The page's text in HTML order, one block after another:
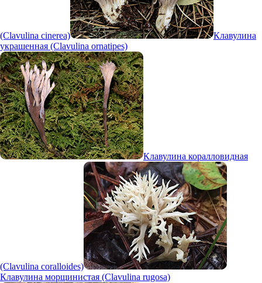
(Clavulina cinerea)
Клавулина
украшенная (Clavulina ornatipes)
Клавулина коралловидная
(Clavulina coralloides)
Клавулина морщинистая (Clavulina rugosa)